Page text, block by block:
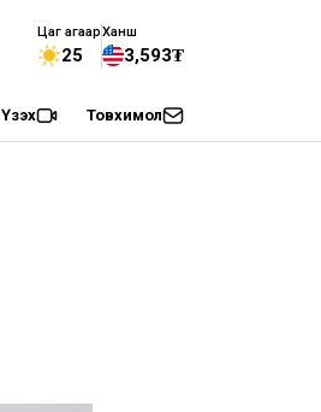
Цаг агаар
25
Ханш
3,593₮
Үзэх Товхимол